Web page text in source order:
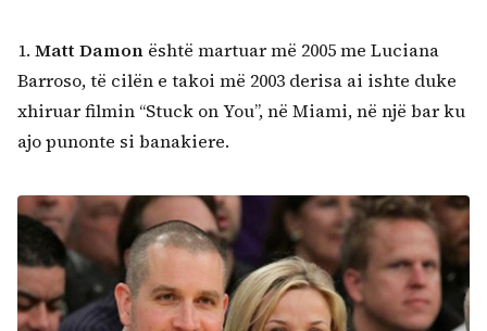
1. Matt Damon është martuar më 2005 me Luciana
Barroso, të cilën e takoi më 2003 derisa ai ishte duke
xhiruar filmin “Stuck on You”, në Miami, në një bar ku
ajo punonte si banakiere.